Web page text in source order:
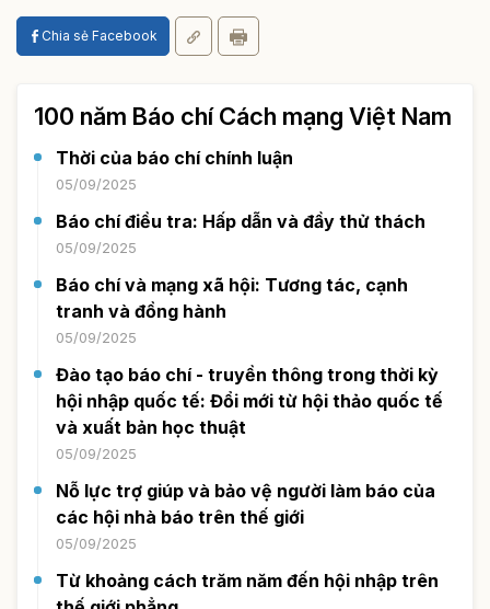
Chia sẻ Facebook
100 năm Báo chí Cách mạng Việt Nam
Thời của báo chí chính luận
05/09/2025
Báo chí điều tra: Hấp dẫn và đầy thử thách
05/09/2025
Báo chí và mạng xã hội: Tương tác, cạnh
tranh và đồng hành
05/09/2025
Đào tạo báo chí - truyền thông trong thời kỳ
hội nhập quốc tế: Đổi mới từ hội thảo quốc tế
và xuất bản học thuật
05/09/2025
Nỗ lực trợ giúp và bảo vệ người làm báo của
các hội nhà báo trên thế giới
05/09/2025
Từ khoảng cách trăm năm đến hội nhập trên